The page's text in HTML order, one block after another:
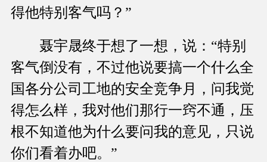
得他特别客气吗？”
聂宇晟终于想了一想，说：“特别
客气倒没有，不过他说要搞一个什么全
国各分公司工地的安全竞争月，问我觉
得怎么样，我对他们那行一窍不通，压
根不知道他为什么要问我的意见，只说
你们看着办吧。”